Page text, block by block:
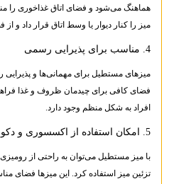
هماهنگ می‌شود و فضای اتاق غذاخوری را
میز را کنار دیوار یا وسط اتاق قرار داد و از
میزهای مستطیل برای مهمانی‌ها و پذیرایی
فضای کافی برای چیدمان ظروف و غذا فراهم
افراد به شکل منظم وجود دارد.
با میز مستطیل می‌توان به راحتی از
تزئین میز استفاده کرد. این میزها فضای